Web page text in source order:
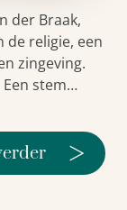
der Braak,
de religie, een
zingeving.
Een stem…
>